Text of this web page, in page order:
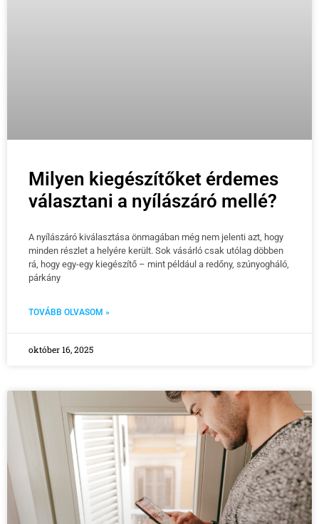
Milyen kiegészítőket érdemes
választani a nyílászáró mellé?
A nyílászáró kiválasztása önmagában még nem jelenti azt, hogy
minden részlet a helyére került. Sok vásárló csak utólag döbben
rá, hogy egy-egy kiegészítő – mint például a redőny, szúnyogháló,
párkány
TOVÁBB OLVASOM »
október 16, 2025